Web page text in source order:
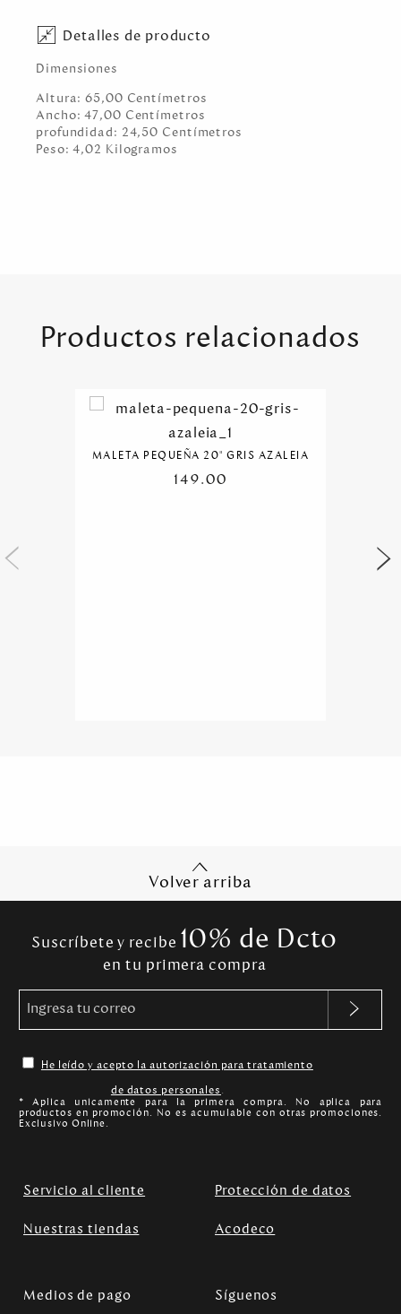
Detalles de producto
Dimensiones
Altura:65,00 Centímetros
Ancho:47,00 Centímetros
profundidad: 24,50 Centímetros
Peso:4,02 Kilogramos
Productos relacionados
MALETA PEQUEÑA 20" GRIS AZALEIA
149.00
Volver arriba
Suscríbete y recibe 10% de Dcto
en tu primera compra
He leído y acepto la autorización para tratamiento
de datos personales.
* Aplica unicamente para la primera compra. No aplica para
productos en promoción. No es acumulable con otras promociones.
Exclusivo Online.
Servicio al cliente Protección de datos
Nuestras tiendas Acodeco
Medios de pago Síguenos